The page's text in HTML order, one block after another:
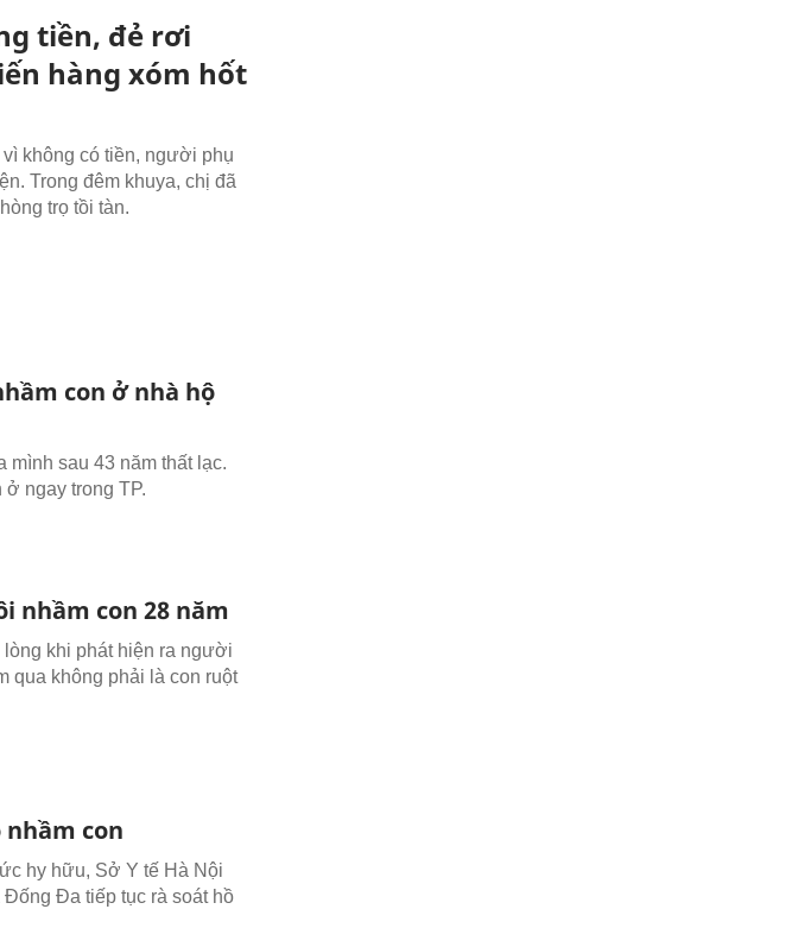
tiền, đẻ rơi
hàng xóm hốt
không có tiền, người phụ
Trong đêm khuya, chị đã
trọ tồi tàn.
con ở nhà hộ
mình sau 43 năm thất lạc.
ở ngay trong TP.
nhầm con 28 năm
lòng khi phát hiện ra người
qua không phải là con ruột
nhầm con
hy hữu, Sở Y tế Hà Nội
Đa tiếp tục rà soát hồ